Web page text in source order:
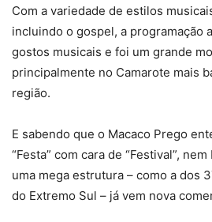
Com a variedade de estilos
incluindo o gospel, a programação
gostos musicais e foi um grande
principalmente no Camarote mais
região.
E sabendo que o Macaco Prego
“Festa” com cara de “Festival”,
uma mega estrutura – como a dos
do Extremo Sul – já vem nova